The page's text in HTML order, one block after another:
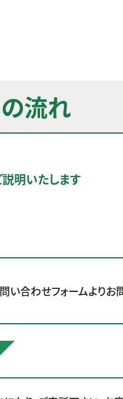
流れ
明いたします
い合わせフォームよりお